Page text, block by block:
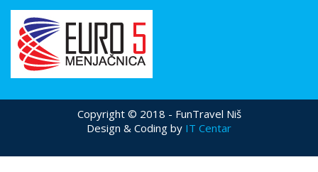
Copyright © 2018 - FunTravel Niš
Design & Coding by IT Centar